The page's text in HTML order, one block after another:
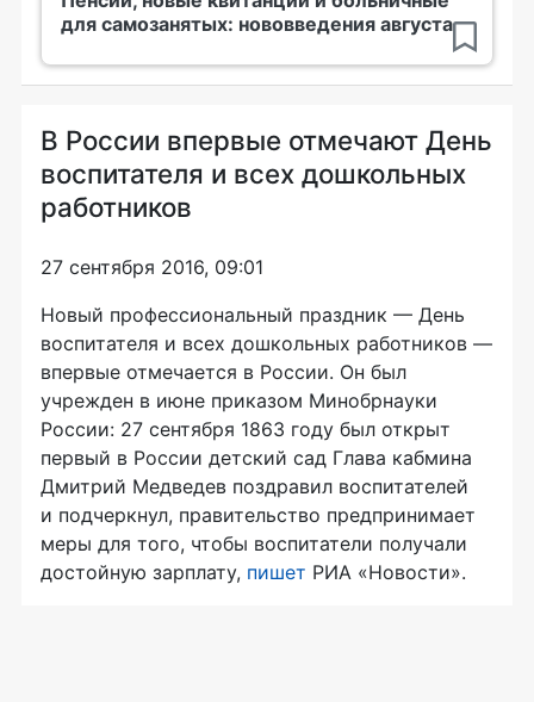
для самозанятых: нововведения августа
В России впервые отмечают День
воспитателя и всех дошкольных
работников
27 сентября 2016, 09:01
Новый профессиональный праздник — День
воспитателя и всех дошкольных работников —
впервые отмечается в России. Он был
учрежден в июне приказом Минобрнауки
России: 27 сентября 1863 году был открыт
первый в России детский сад Глава кабмина
Дмитрий Медведев поздравил воспитателей
и подчеркнул, правительство предпринимает
меры для того, чтобы воспитатели получали
достойную зарплату, пишет РИА «Новости».